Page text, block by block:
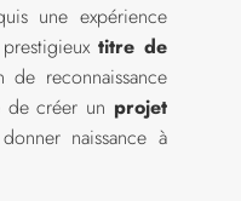
une expérience
prestigieuxtitre de
de reconnaissance
de créer un projet
naissance à